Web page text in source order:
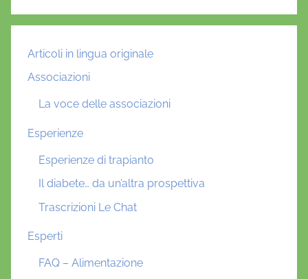
Articoli in lingua originale
Associazioni
La voce delle associazioni
Esperienze
Esperienze di trapianto
Il diabete… da un’altra prospettiva
Trascrizioni Le Chat
Esperti
FAQ – Alimentazione